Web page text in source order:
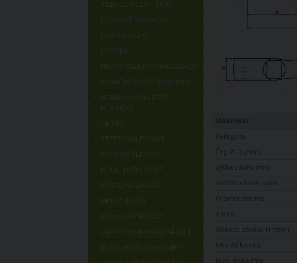
Kategorie
Čep Ø D (mm)
výška zdvihu mm
Vnitřní průměr válce
Průměr pístnice
A mm
Velikost závěsu H (mm)
Min. délka mm
Max. délka mm
TABULE, PLAST. BOXY
DÍLENSKÉ VYBAVENÍ
DÍLY NA VLEKY
LOŽISKA
HROTY ČELNÍCH NAKLADAČŮ
ROTAČNÍ ŽACÍ STROJE-DÍLY
KOMBAJNY/SKLÍZECÍ
MLÁTIČKY
FILTRY
ŘETĚZY VÁLEČKOVÉ
KLÍNOVÉ ŘEMENY
KOLA, PNEU, DUŠE
PŘÍDAVNÁ ZÁVAŽÍ
SILENTBLOKY
ZPRACOVÁNÍ PŮDY
TRAKTORY-NÁHRADNÍ DÍLY
ELEKTRICKÉ OHRADNÍKY